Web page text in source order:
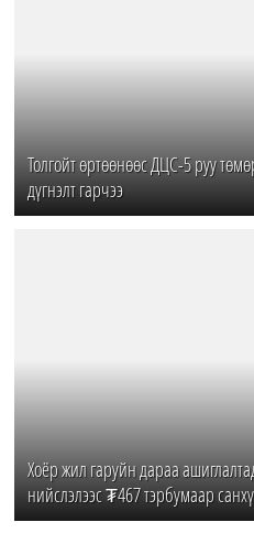
Толгойт өртөөнөөс ДЦС-5 руу
дүгнэлт гарчээ
Хоёр жил гаруйн дараа
нийслэлээс ₮467 тэрбумаар